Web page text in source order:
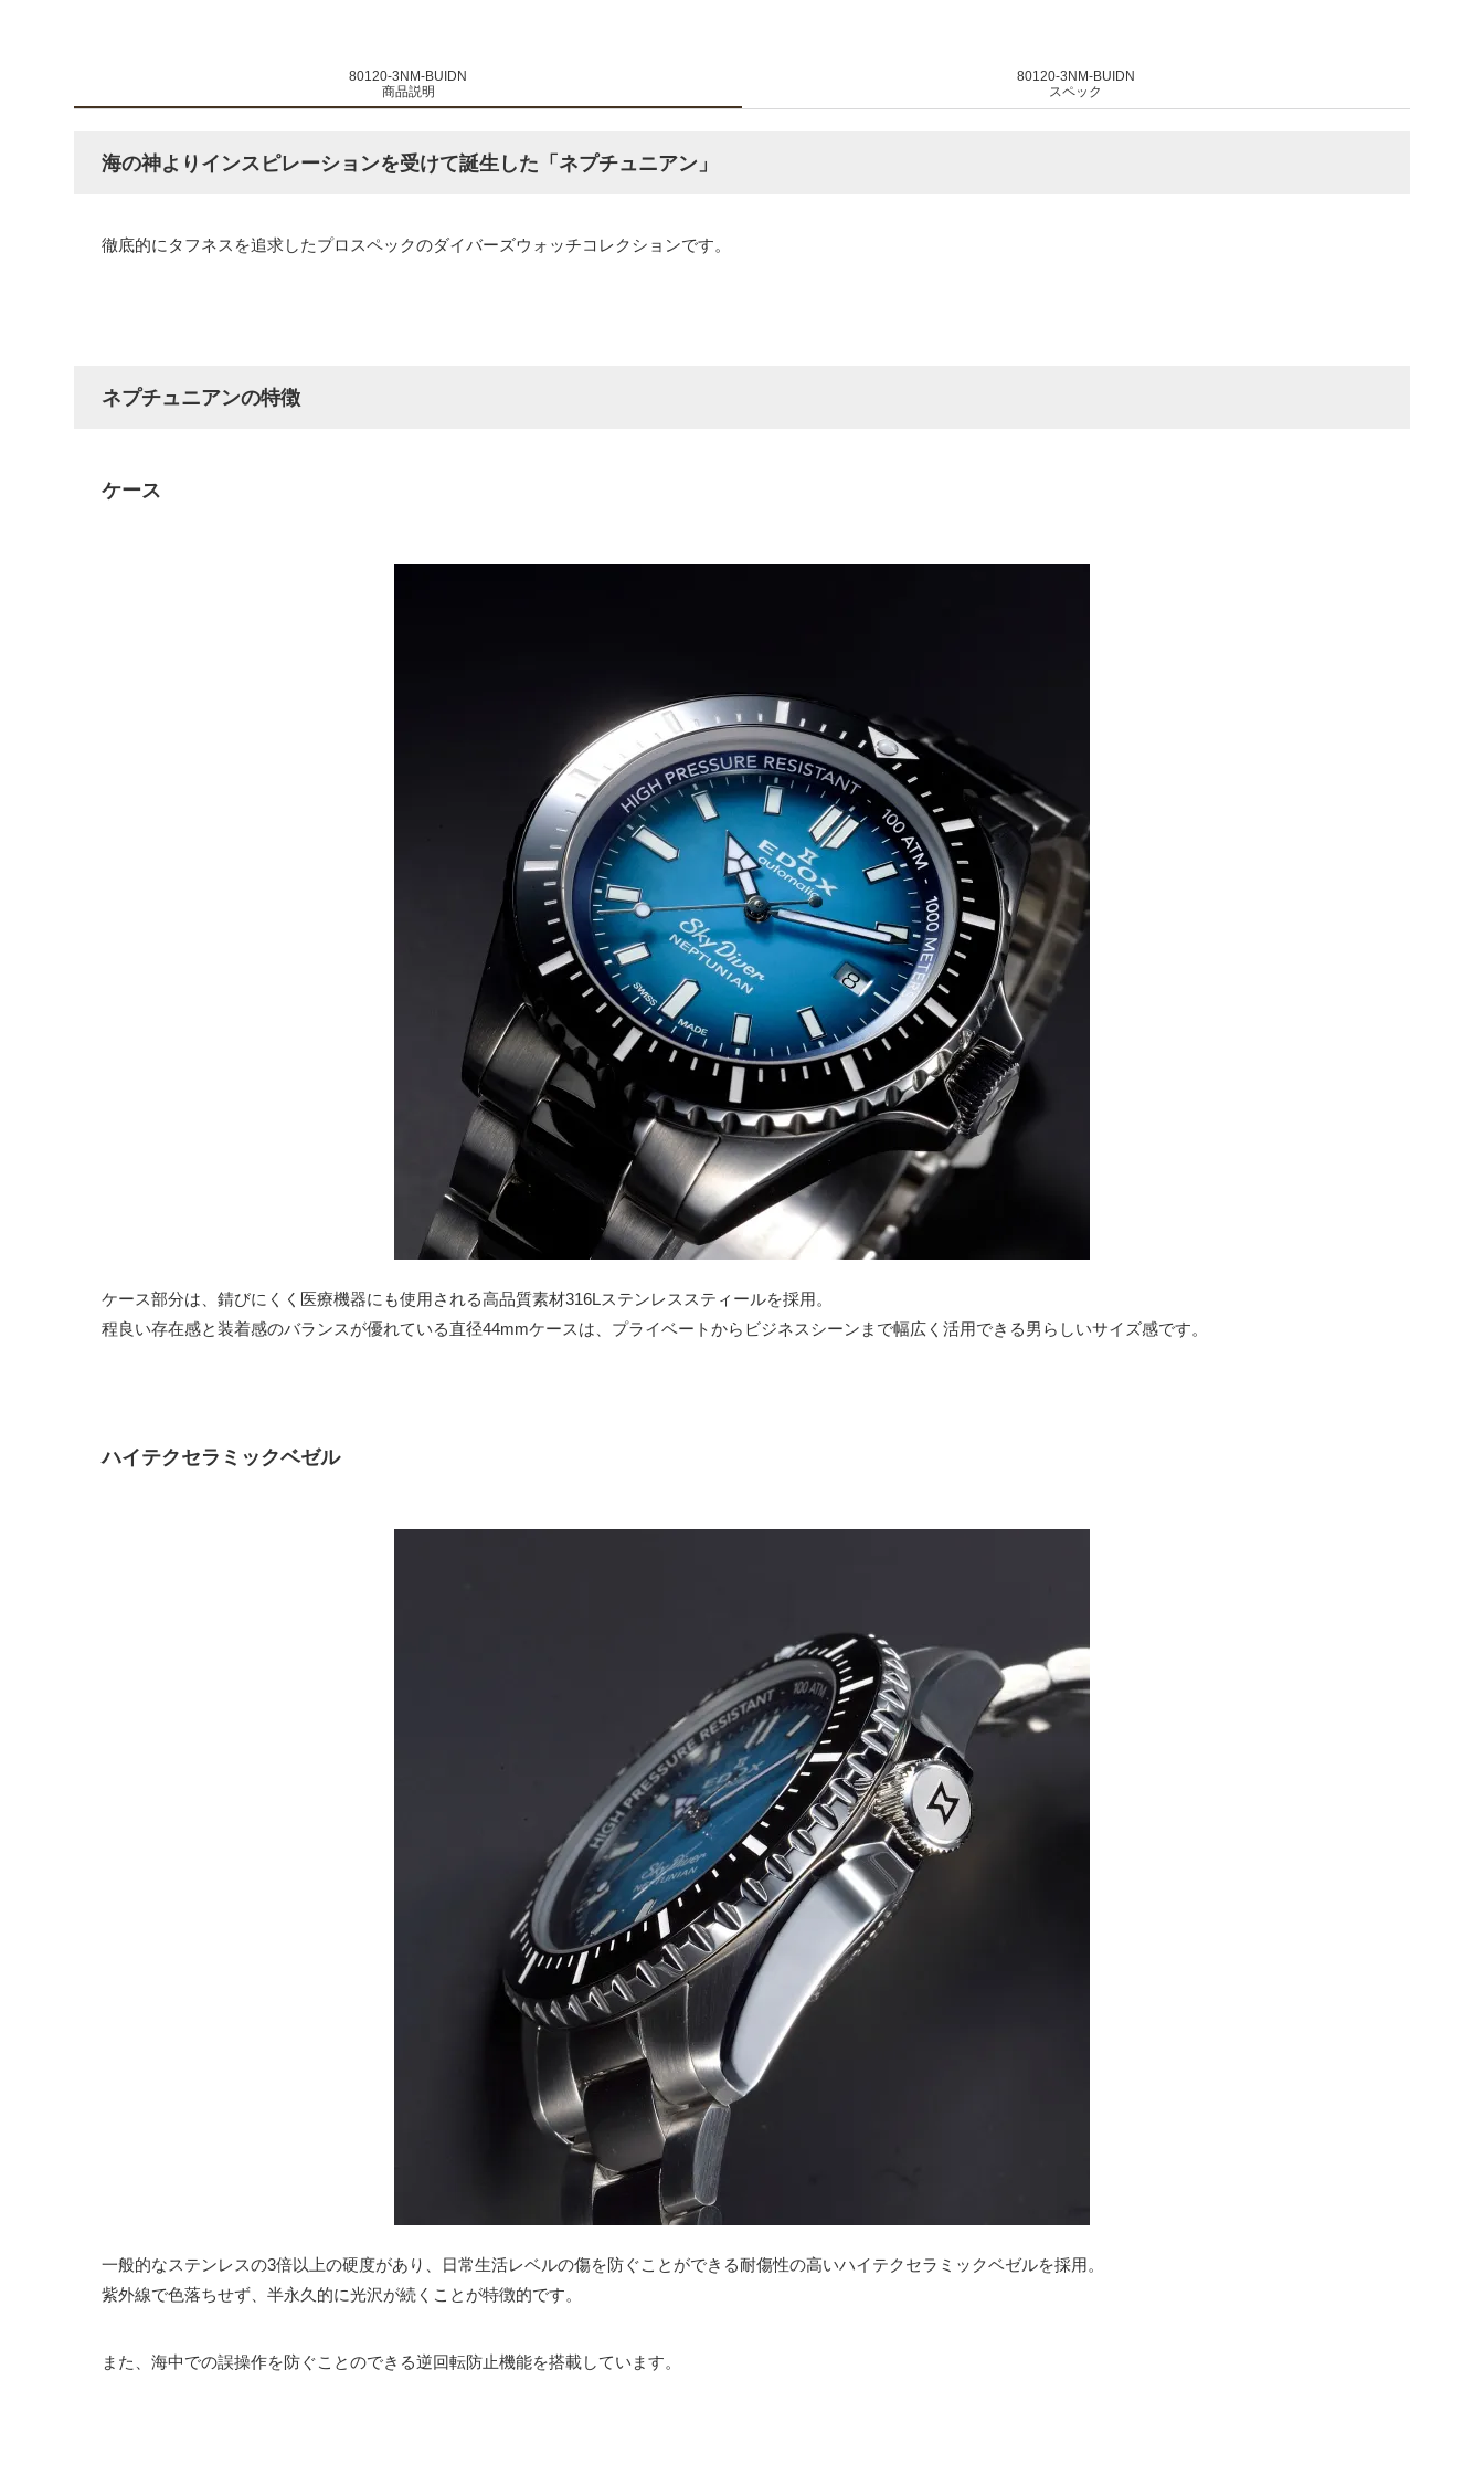
80120-3NM-BUIDN
商品説明
80120-3NM-BUIDN
スペック
海の神よりインスピレーションを受けて誕生した「ネプチュニアン」
徹底的にタフネスを追求したプロスペックのダイバーズウォッチコレクションです。
ネプチュニアンの特徴
ケース
ケース部分は、錆びにくく医療機器にも使用される高品質素材316Lステンレススティールを採用。
程良い存在感と装着感のバランスが優れている直径44mmケースは、プライベートからビジネスシーンまで幅広く活用できる男らしいサイズ感です。
ハイテクセラミックベゼル
一般的なステンレスの3倍以上の硬度があり、日常生活レベルの傷を防ぐことができる耐傷性の高いハイテクセラミックベゼルを採用。
紫外線で色落ちせず、半永久的に光沢が続くことが特徴的です。
また、海中での誤操作を防ぐことのできる逆回転防止機能を搭載しています。